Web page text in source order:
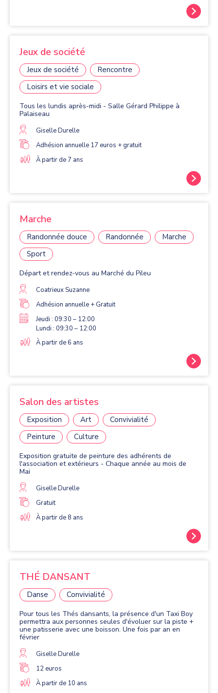
Jeux de société
Jeux de société
Rencontre
Loisirs et vie sociale
Tous les lundis après-midi - Salle Gérard Philippe à
Palaiseau
Giselle Durelle
Adhésion annuelle 17 euros + gratuit
À partir de 7 ans
Marche
Randonnée douce Randonnée
Marche
Sport
Départ et rendez-vous au Marché du Pileu
Coatrieux Suzanne
Adhésion annuelle + Gratuit
Jeudi : 09:30 – 12:00
Lundi : 09:30 – 12:00
À partir de 6 ans
Salon des artistes
Exposition Art
Convivialité
Peinture
Culture
Exposition gratuite de peinture des adhérents de
l'association et extérieurs - Chaque année au mois de
Mai
Giselle Durelle
Gratuit
À partir de 8 ans
THÉ DANSANT
Danse Convivialité
Pour tous les Thés dansants, la présence d'un Taxi Boy
permettra aux personnes seules d'évoluer sur la piste +
une patisserie avec une boisson. Une fois par an en
février
Giselle Durelle
12 euros
À partir de 10 ans